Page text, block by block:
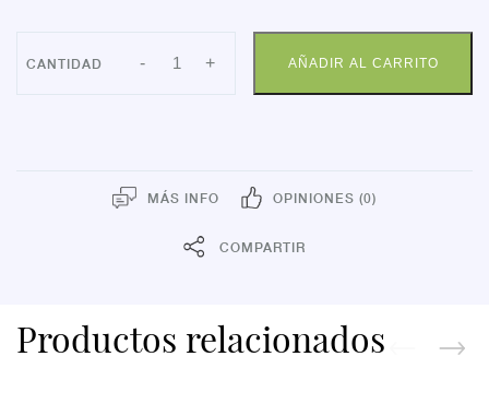
- PROFIL
CONTROL
+ AÑADIR AL CARRITO
MÁS INFO OPINIONES (0)
COMPARTIR
Productos relacionados